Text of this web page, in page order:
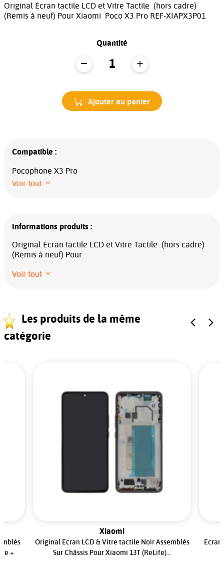
Original Écran tactile LCD et Vitre Tactile (hors cadre)
(Remis à neuf) Pour Xiaomi Poco X3 Pro REF-XIAPX3P01
Quantité
Ajouter au panier
Compatible :
Pocophone X3 Pro
Voir tout
Informations produits :
Original Écran tactile LCD et Vitre Tactile (hors cadre)
(Remis à neuf) Pour
Voir tout
Les produits de la même
catégorie
+
Xiaomi
Original Ecran LCD & Vitre tactile Noir Assemblés
Sur Châssis Pour Xiaomi 13T (ReLife)...